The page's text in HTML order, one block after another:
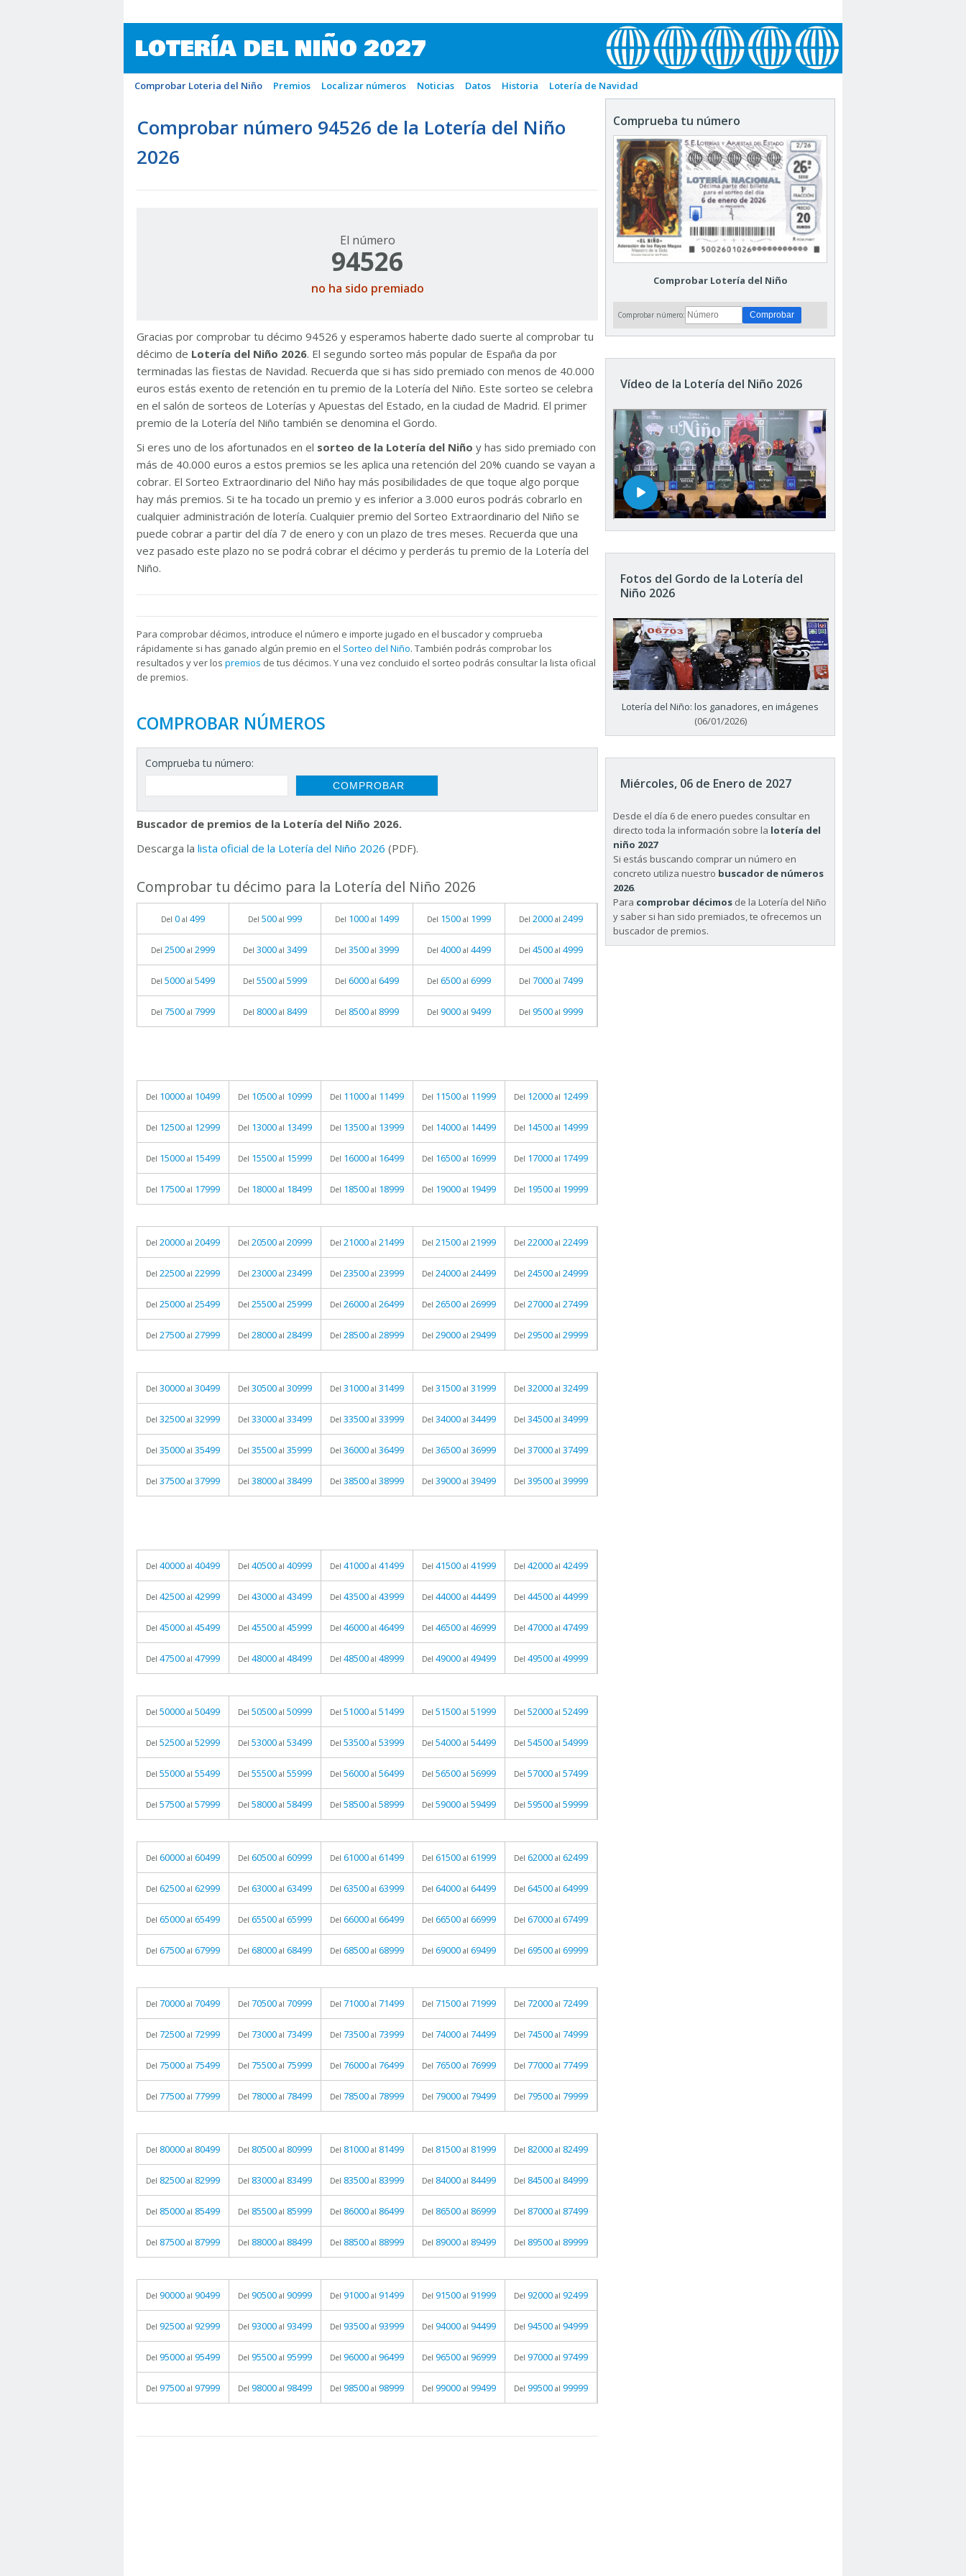
LOTERÍA DEL NIÑO 2027
Comprobar Loteria del Niño Premios Localizar números Noticias Datos Historia Lotería de Navidad
Comprobar número 94526 de la Lotería del Niño
2026
El número
94526
no ha sido premiado
Gracias por comprobar tu décimo 94526 y esperamos haberte dado suerte al comprobar tu
décimo de Lotería del Niño 2026. El segundo sorteo más popular de España da por
terminadas las fiestas de Navidad. Recuerda que si has sido premiado con menos de 40.000
euros estás exento de retención en tu premio de la Lotería del Niño. Este sorteo se celebra
en el salón de sorteos de Loterías y Apuestas del Estado, en la ciudad de Madrid. El primer
premio de la Lotería del Niño también se denomina el Gordo.
Si eres uno de los afortunados en el sorteo de la Lotería del Niño y has sido premiado con
más de 40.000 euros a estos premios se les aplica una retención del 20% cuando se vayan a
cobrar. El Sorteo Extraordinario del Niño hay más posibilidades de que toque algo porque
hay más premios. Si te ha tocado un premio y es inferior a 3.000 euros podrás cobrarlo en
cualquier administración de lotería. Cualquier premio del Sorteo Extraordinario del Niño se
puede cobrar a partir del día 7 de enero y con un plazo de tres meses. Recuerda que una
vez pasado este plazo no se podrá cobrar el décimo y perderás tu premio de la Lotería del
Niño.
Para comprobar décimos, introduce el número e importe jugado en el buscador y comprueba
rápidamente si has ganado algún premio en el Sorteo del Niño. También podrás comprobar los
resultados y ver los premios de tus décimos. Y una vez concluido el sorteo podrás consultar la lista oficial
de premios.
COMPROBAR NÚMEROS
Comprueba tu número:
Buscador de premios de la Lotería del Niño 2026.
Descarga la lista oficial de la Lotería del Niño 2026 (PDF).
Comprobar tu décimo para la Lotería del Niño 2026
Del 0 al 499 Del 500 al 999 Del 1000 al 1499 Del 1500 al 1999 Del 2000 al 2499
Del 2500 al 2999 Del 3000 al 3499 Del 3500 al 3999 Del 4000 al 4499 Del 4500 al 4999
Del 5000 al 5499 Del 5500 al 5999 Del 6000 al 6499 Del 6500 al 6999 Del 7000 al 7499
Del 7500 al 7999 Del 8000 al 8499 Del 8500 al 8999 Del 9000 al 9499 Del 9500 al 9999
Del 10000 al 10499 Del 10500 al 10999 Del 11000 al 11499 Del 11500 al 11999 Del 12000 al 12499
Del 12500 al 12999 Del 13000 al 13499 Del 13500 al 13999 Del 14000 al 14499 Del 14500 al 14999
Del 15000 al 15499 Del 15500 al 15999 Del 16000 al 16499 Del 16500 al 16999 Del 17000 al 17499
Del 17500 al 17999 Del 18000 al 18499 Del 18500 al 18999 Del 19000 al 19499 Del 19500 al 19999
Del 20000 al 20499 Del 20500 al 20999 Del 21000 al 21499 Del 21500 al 21999 Del 22000 al 22499
Del 22500 al 22999 Del 23000 al 23499 Del 23500 al 23999 Del 24000 al 24499 Del 24500 al 24999
Del 25000 al 25499 Del 25500 al 25999 Del 26000 al 26499 Del 26500 al 26999 Del 27000 al 27499
Del 27500 al 27999 Del 28000 al 28499 Del 28500 al 28999 Del 29000 al 29499 Del 29500 al 29999
Del 30000 al 30499 Del 30500 al 30999 Del 31000 al 31499 Del 31500 al 31999 Del 32000 al 32499
Del 32500 al 32999 Del 33000 al 33499 Del 33500 al 33999 Del 34000 al 34499 Del 34500 al 34999
Del 35000 al 35499 Del 35500 al 35999 Del 36000 al 36499 Del 36500 al 36999 Del 37000 al 37499
Del 37500 al 37999 Del 38000 al 38499 Del 38500 al 38999 Del 39000 al 39499 Del 39500 al 39999
Del 40000 al 40499 Del 40500 al 40999 Del 41000 al 41499 Del 41500 al 41999 Del 42000 al 42499
Del 42500 al 42999 Del 43000 al 43499 Del 43500 al 43999 Del 44000 al 44499 Del 44500 al 44999
Del 45000 al 45499 Del 45500 al 45999 Del 46000 al 46499 Del 46500 al 46999 Del 47000 al 47499
Del 47500 al 47999 Del 48000 al 48499 Del 48500 al 48999 Del 49000 al 49499 Del 49500 al 49999
Del 50000 al 50499 Del 50500 al 50999 Del 51000 al 51499 Del 51500 al 51999 Del 52000 al 52499
Del 52500 al 52999 Del 53000 al 53499 Del 53500 al 53999 Del 54000 al 54499 Del 54500 al 54999
Del 55000 al 55499 Del 55500 al 55999 Del 56000 al 56499 Del 56500 al 56999 Del 57000 al 57499
Del 57500 al 57999 Del 58000 al 58499 Del 58500 al 58999 Del 59000 al 59499 Del 59500 al 59999
Del 60000 al 60499 Del 60500 al 60999 Del 61000 al 61499 Del 61500 al 61999 Del 62000 al 62499
Del 62500 al 62999 Del 63000 al 63499 Del 63500 al 63999 Del 64000 al 64499 Del 64500 al 64999
Del 65000 al 65499 Del 65500 al 65999 Del 66000 al 66499 Del 66500 al 66999 Del 67000 al 67499
Del 67500 al 67999 Del 68000 al 68499 Del 68500 al 68999 Del 69000 al 69499 Del 69500 al 69999
Del 70000 al 70499 Del 70500 al 70999 Del 71000 al 71499 Del 71500 al 71999 Del 72000 al 72499
Del 72500 al 72999 Del 73000 al 73499 Del 73500 al 73999 Del 74000 al 74499 Del 74500 al 74999
Del 75000 al 75499 Del 75500 al 75999 Del 76000 al 76499 Del 76500 al 76999 Del 77000 al 77499
Del 77500 al 77999 Del 78000 al 78499 Del 78500 al 78999 Del 79000 al 79499 Del 79500 al 79999
Del 80000 al 80499 Del 80500 al 80999 Del 81000 al 81499 Del 81500 al 81999 Del 82000 al 82499
Del 82500 al 82999 Del 83000 al 83499 Del 83500 al 83999 Del 84000 al 84499 Del 84500 al 84999
Del 85000 al 85499 Del 85500 al 85999 Del 86000 al 86499 Del 86500 al 86999 Del 87000 al 87499
Del 87500 al 87999 Del 88000 al 88499 Del 88500 al 88999 Del 89000 al 89499 Del 89500 al 89999
Del 90000 al 90499 Del 90500 al 90999 Del 91000 al 91499 Del 91500 al 91999 Del 92000 al 92499
Del 92500 al 92999 Del 93000 al 93499 Del 93500 al 93999 Del 94000 al 94499 Del 94500 al 94999
Del 95000 al 95499 Del 95500 al 95999 Del 96000 al 96499 Del 96500 al 96999 Del 97000 al 97499
Del 97500 al 97999 Del 98000 al 98499 Del 98500 al 98999 Del 99000 al 99499 Del 99500 al 99999
Comprueba tu número
Comprobar Lotería del Niño
Comprobar número:
Vídeo de la Lotería del Niño 2026
Fotos del Gordo de la Lotería del
Niño 2026
Lotería del Niño: los ganadores, en imágenes
(06/01/2026)
Miércoles, 06 de Enero de 2027
Desde el día 6 de enero puedes consultar en
directo toda la información sobre la lotería del
niño 2027
Si estás buscando comprar un número en
concreto utiliza nuestro buscador de números
2026.
Para comprobar décimos de la Lotería del Niño
y saber si han sido premiados, te ofrecemos un
buscador de premios.